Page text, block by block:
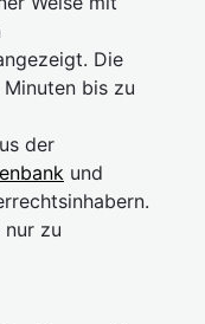
Die
bis zu
der
und
zu